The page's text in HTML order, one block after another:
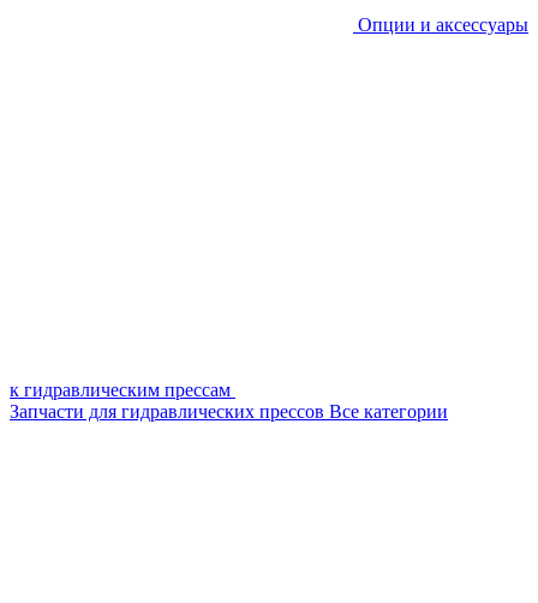
Опции и аксессуары
к гидравлическим прессам
Запчасти для гидравлических прессов Все категории